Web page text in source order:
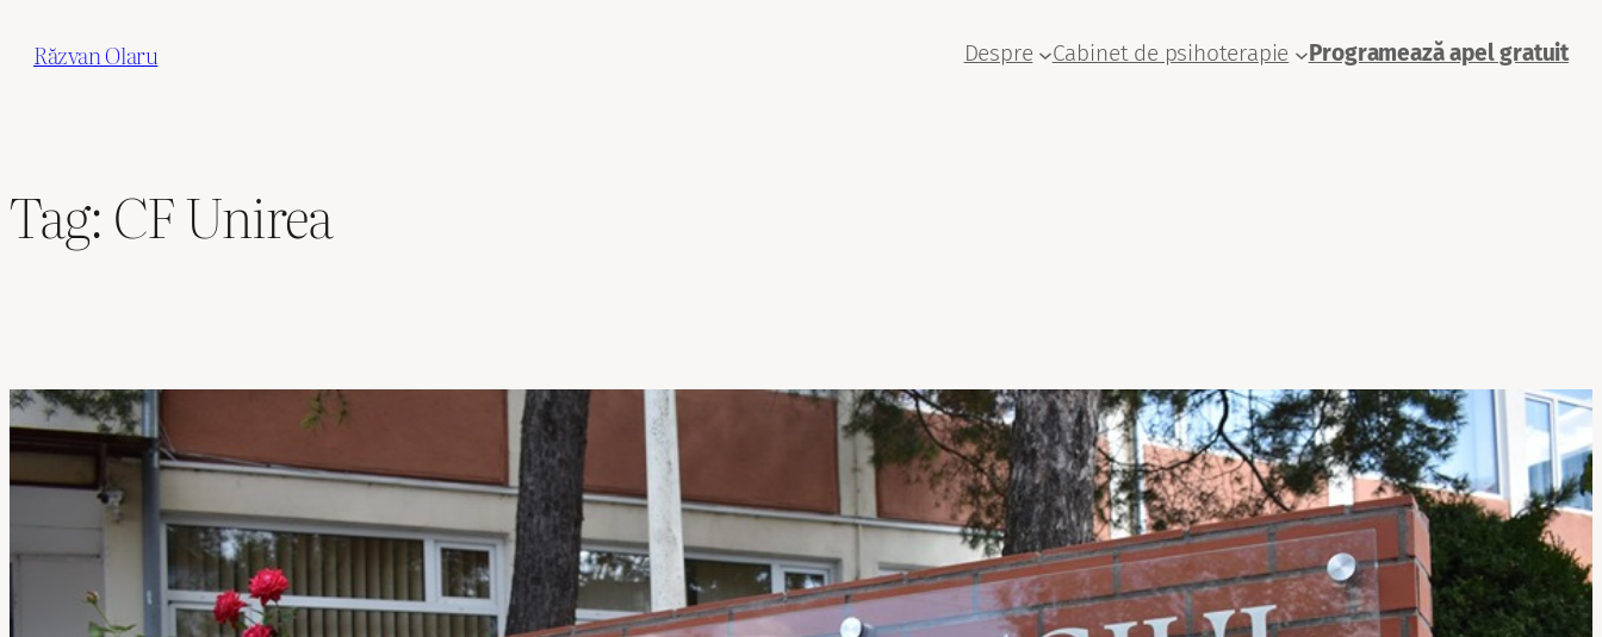
Răzvan Olaru Despre Cabinet de psihoterapie Programează apel gratuit
Tag:CF Unirea